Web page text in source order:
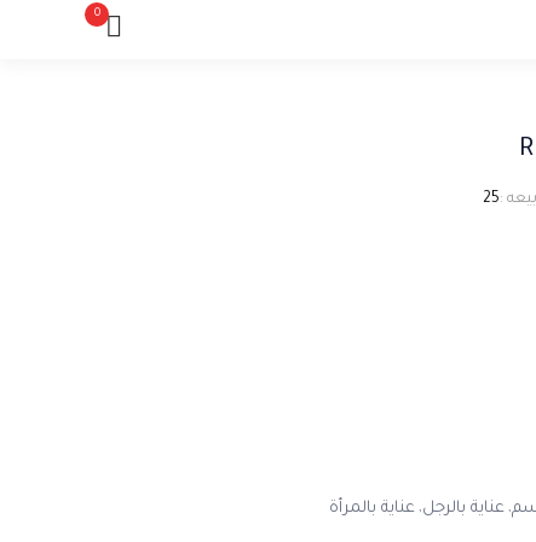
0
:
25
عناية بالرجل عناية بالمرأة